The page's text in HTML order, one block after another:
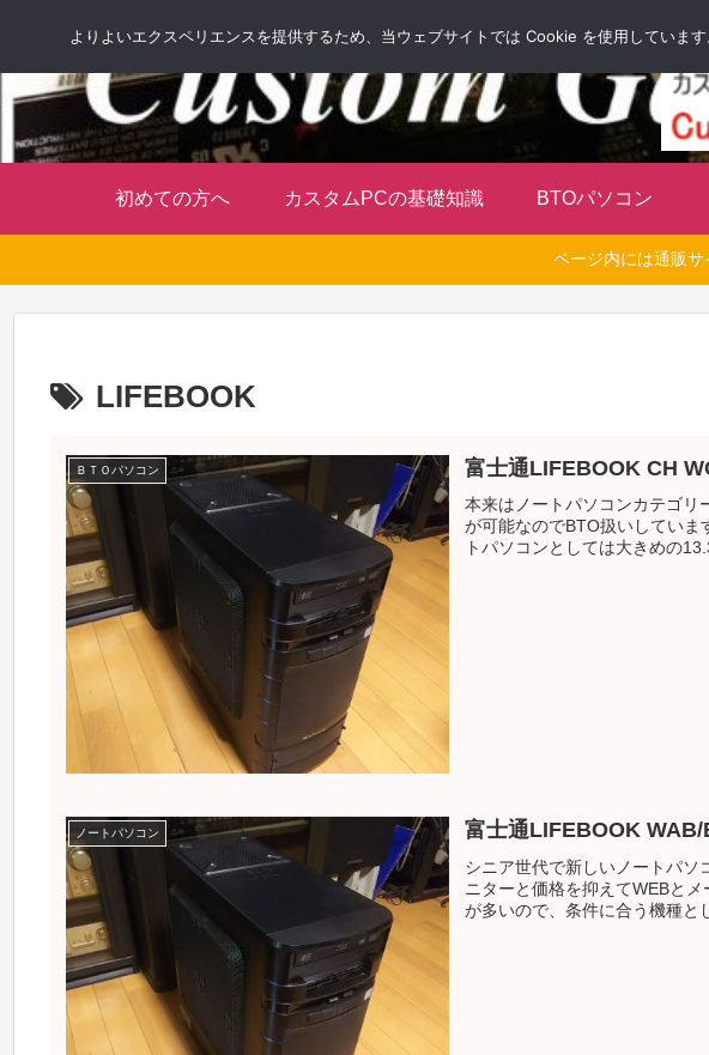
自分
初めての方へ カスタムPCの基礎知識 BTOパソコン
ページ内には通販サ
LIFEBOOK
ＢＴＯパソコン 富士通LIFEBOOK CH
本来はノートパソコンカテゴリ
が可能なのでBTO扱いしてい
トパソコンとしては大きめの
ノートパソコン 富士通LIFEBOOK
シニア世代で新しいノートパソ
ニターと価格を抑えてWEBと
が多いので、条件に合う機種と
よりよいエクスペリエンスを提供するため、当ウェブサイトでは Cookie を使用していま